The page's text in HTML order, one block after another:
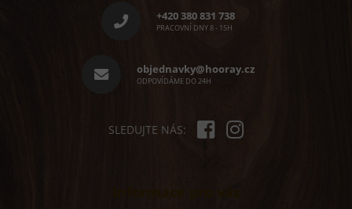
+420 380 831 738
PRACOVNÍ DNY 8 - 15H
objednavky@hooray.cz
ODPOVÍDÁME DO 24H
SLEDUJTE NÁS: